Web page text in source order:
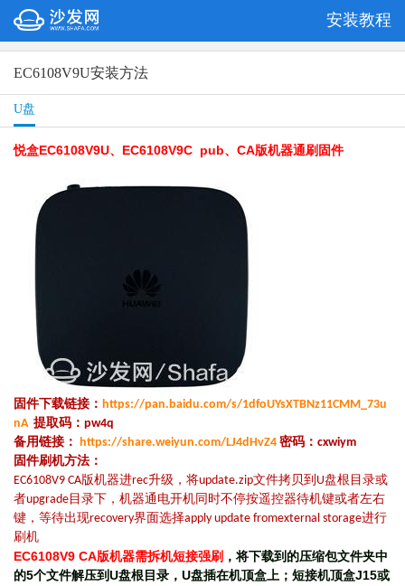
安装教程
EC6108V9U安装方法
U盘
悦盒EC6108V9U、EC6108V9C pub、CA版机器通刷固件
固件下载链接： https://pan.baidu.com/s/1dfoUYsXTBNz11CMM_73u
nA提取码：pw4q
备用链接： https://share.weiyun.com/LJ4dHvZ4 密码：cxwiym
固件刷机方法：
EC6108V9 CA版机器进rec升级，将update.zip文件拷贝到U盘根目录或
者upgrade目录下，机器通电开机同时不停按遥控器待机键或者左右
键，等待出现recovery界面选择apply update fromexternal storage进行
刷机
EC6108V9 CA版机器需拆机短接强刷 ，将下载到的压缩包文件夹中
的5个文件解压到U盘根目录，U盘插在机顶盒上；短接机顶盒J15或